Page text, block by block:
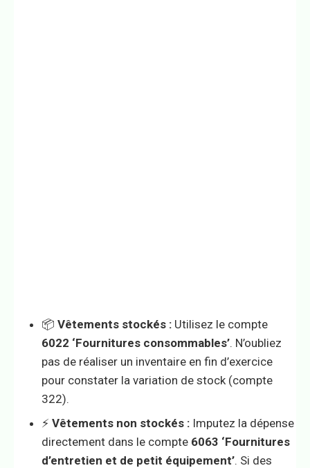
📦 Vêtements stockés : Utilisez le compte
6022 ‘Fournitures consommables’. N’oubliez
pas de réaliser un inventaire en fin d’exercice
pour constater la variation de stock (compte
322).
⚡ Vêtements non stockés : Imputez la dépense
directement dans le compte 6063 ‘Fournitures
d’entretien et de petit équipement’. Si des